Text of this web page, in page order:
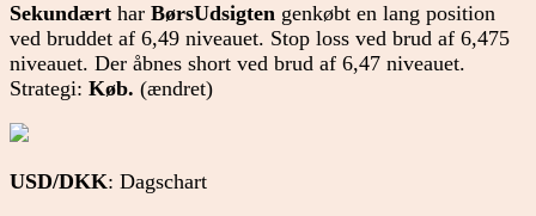
Sekundært har BørsUdsigten genkøbt en lang position
ved bruddet af 6,49 niveauet. Stop loss ved brud af 6,475
niveauet. Der åbnes short ved brud af 6,47 niveauet.
Strategi: Køb. (ændret)
USD/DKK: Dagschart